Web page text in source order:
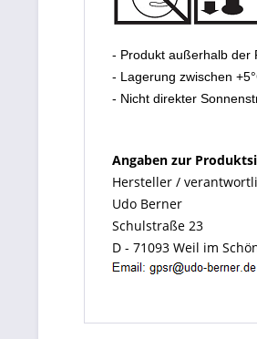
- Produkt außerhalb der
- Lagerung zwischen
- Nicht direkter
Angaben zur
Hersteller /
Udo Berner
Schulstraße 23
D - 71093 Weil im